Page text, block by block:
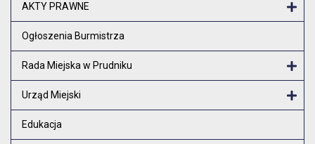
AKTY PRAWNE
Ogłoszenia Burmistrza
Rada Miejska w Prudniku
Urząd Miejski
Edukacja